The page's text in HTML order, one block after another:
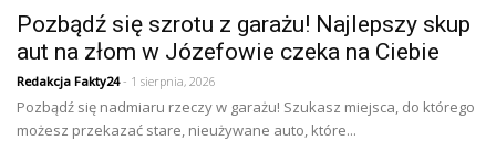
Pozbądź się szrotu z garażu! Najlepszy skup
aut na złom w Józefowie czeka na Ciebie
Redakcja Fakty24- 1 sierpnia, 2026
Pozbądź się nadmiaru rzeczy w garażu! Szukasz miejsca, do którego
możesz przekazać stare, nieużywane auto, które...